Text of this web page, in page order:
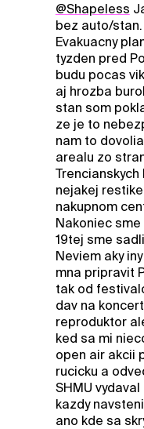
@ShapeIess
bez auto/stan.
Evakuacny
tyzden pred
budu pocas
aj hrozba
stan som
ze je to
nam to
arealu zo
nejakej
nakupnom
Nakoniec
19tej sme
Neviem aky
mna pripravit
tak od
dav na
reproduktor
ked sa mi
open air akcii
rucicku a
SHMU
kazdy
ano kde sa